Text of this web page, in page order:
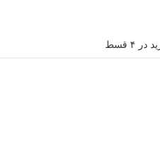
در ۴ قسط